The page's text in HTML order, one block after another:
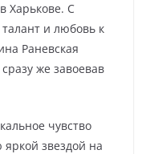
Харькове. С
и любовь к
Раневская
же завоевав
чувство
звездой на